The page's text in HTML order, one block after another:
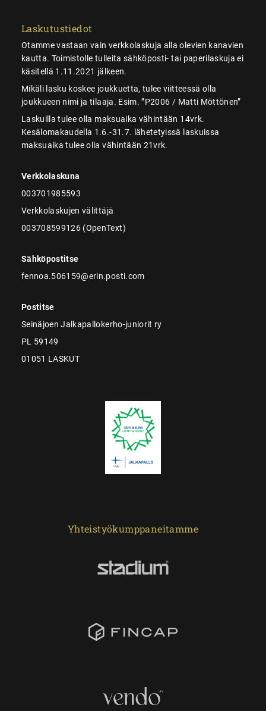
Laskutustiedot
Otamme vastaan vain verkkolaskuja alla olevien kanavien
kautta. Toimistolle tulleita sähköposti- tai paperilaskuja ei
käsitellä 1.11.2021 jälkeen.
Mikäli lasku koskee joukkuetta, tulee viitteessä olla
joukkueen nimi ja tilaaja. Esim. ”P2006 / Matti Möttönen”
Laskuilla tulee olla maksuaika vähintään 14vrk.
Kesälomakaudella 1.6.-31.7. lähetetyissä laskuissa
maksuaika tulee olla vähintään 21vrk.
Verkkolaskuna
003701985593
Verkkolaskujen välittäjä
003708599126 (OpenText)
Sähköpostitse
fennoa.506159@erin.posti.com
Postitse
Seinäjoen Jalkapallokerho-juniorit ry
PL 59149
01051 LASKUT
Yhteistyökumppaneitamme